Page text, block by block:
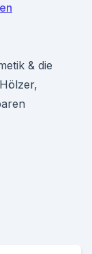
& die